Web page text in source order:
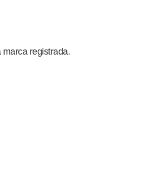
registrada.